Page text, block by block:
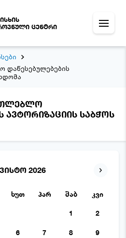
ცენტრი
დაწესებულებების
ავტორიზაციის საბჭოს
2026
ხუთ პარ შაბ კვი
1 2
6 7 8 9